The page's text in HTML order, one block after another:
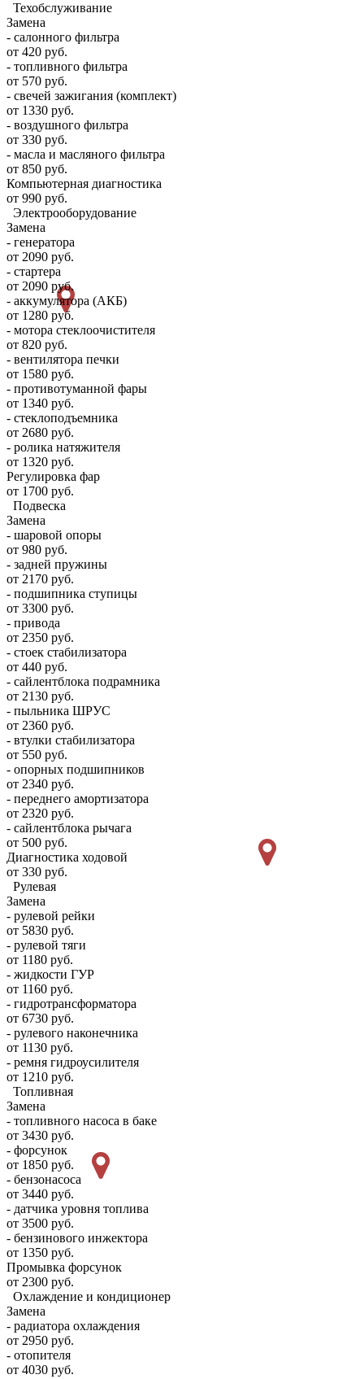
Техобслуживание
Замена
- салонного фильтра
от 420 руб.
- топливного фильтра
от 570 руб.
- свечей зажигания (комплект)
от 1330 руб.
- воздушного фильтра
от 330 руб.
- масла и масляного фильтра
от 850 руб.
Компьютерная диагностика
от 990 руб.
Электрооборудование
Замена
- генератора
от 2090 руб.
- стартера
от 2090 руб.
- аккумулятора (АКБ)
от 1280 руб.
- мотора стеклоочистителя
от 820 руб.
- вентилятора печки
от 1580 руб.
- противотуманной фары
от 1340 руб.
- стеклоподъемника
от 2680 руб.
- ролика натяжителя
от 1320 руб.
Регулировка фар
от 1700 руб.
Подвеска
Замена
- шаровой опоры
от 980 руб.
- задней пружины
от 2170 руб.
- подшипника ступицы
от 3300 руб.
- привода
от 2350 руб.
- стоек стабилизатора
от 440 руб.
- сайлентблока подрамника
от 2130 руб.
- пыльника ШРУС
от 2360 руб.
- втулки стабилизатора
от 550 руб.
- опорных подшипников
от 2340 руб.
- переднего амортизатора
от 2320 руб.
- сайлентблока рычага
от 500 руб.
Диагностика ходовой
от 330 руб.
Рулевая
Замена
- рулевой рейки
от 5830 руб.
- рулевой тяги
от 1180 руб.
- жидкости ГУР
от 1160 руб.
- гидротрансформатора
от 6730 руб.
- рулевого наконечника
от 1130 руб.
- ремня гидроусилителя
от 1210 руб.
Топливная
Замена
- топливного насоса в баке
от 3430 руб.
- форсунок
от 1850 руб.
- бензонасоса
от 3440 руб.
- датчика уровня топлива
от 3500 руб.
- бензинового инжектора
от 1350 руб.
Промывка форсунок
от 2300 руб.
Охлаждение и кондиционер
Замена
- радиатора охлаждения
от 2950 руб.
- отопителя
от 4030 руб.